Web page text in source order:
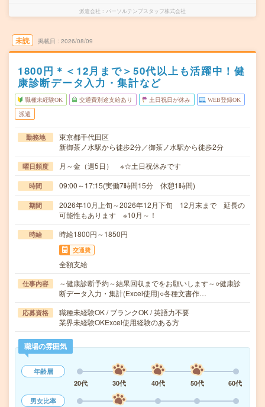
派遣会社 パーソルテンプスタッフ株式会社
未読 掲載日 2026/08/09
1800円＊＜12月まで＞50代以上も活躍中！健
康診断データ入力・集計など
職種未経験OK 交通費別途支給あり 土日祝日が休み WEB登録OK
派遣
勤務地
東京都千代田区
新御茶ノ水駅から徒歩2分／御茶ノ水駅から徒歩2分
曜日頻度 月～金（週5日） ※☆土日祝休みです
時間 09:00～17:15(実働7時間15分 休憩1時間)
期間
2026年10月上旬～2026年12月下旬 12月末まで 延長の
可能性もあります ※10月～！
時給 時給1800円～1850円
交通費
全額支給
仕事内容
～健康診断予約～結果回収までをお願いします～○健康診
断データ入力・集計(Excel使用)○各種文書作…
応募資格
職種未経験OK / ブランクOK / 英語力不要
業界未経験OKExcel使用経験のある方
職場の雰囲気
年齢層
20代
30代 40代 50代
60代
男女比率